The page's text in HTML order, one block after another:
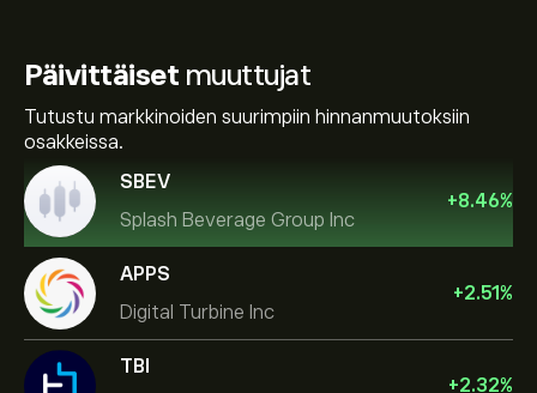
Päivittäiset muuttujat
Tutustu markkinoiden suurimpiin hinnanmuutoksiin
osakkeissa.
SBEV
Splash Beverage Group Inc
+8.46%
APPS
Digital Turbine Inc
+2.51%
TBI
+2.32%